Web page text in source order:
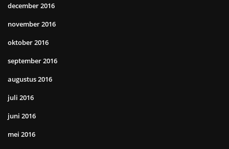
december 2016
november 2016
oktober 2016
september 2016
augustus 2016
juli 2016
juni 2016
mei 2016